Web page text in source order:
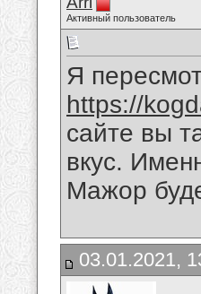
Активный пользователь
Я
https://
сайте вы
вкус.
Мажор
03.01.2021,